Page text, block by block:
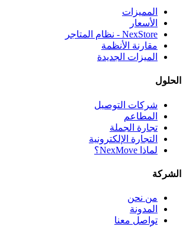
المميزات
الأسعار
NexStore - نظام المتاجر
مقارنة الأنظمة
الميزات الجديدة
الحلول
شركات التوصيل
المطاعم
تجارة الجملة
التجارة الإلكترونية
لماذا NexMove؟
الشركة
من نحن
المدونة
تواصل معنا